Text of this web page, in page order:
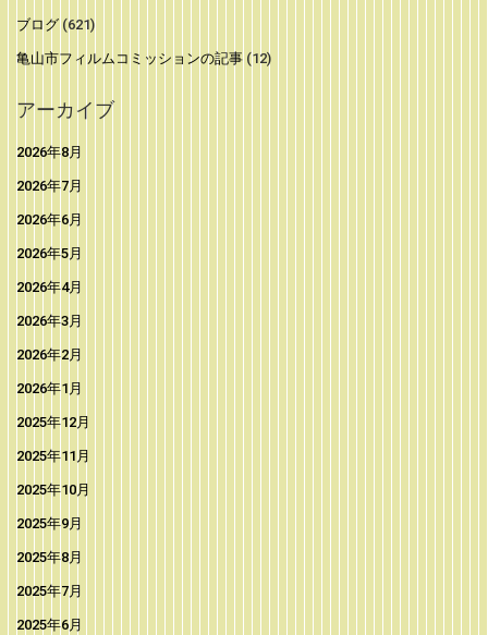
ブログ (621)
亀山市フィルムコミッションの記事 (12)
アーカイブ
2026年8月
2026年7月
2026年6月
2026年5月
2026年4月
2026年3月
2026年2月
2026年1月
2025年12月
2025年11月
2025年10月
2025年9月
2025年8月
2025年7月
2025年6月